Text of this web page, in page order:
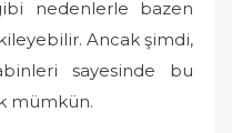
nedenlerle bazen
Ancak şimdi,
sayesinde bu
mümkün.